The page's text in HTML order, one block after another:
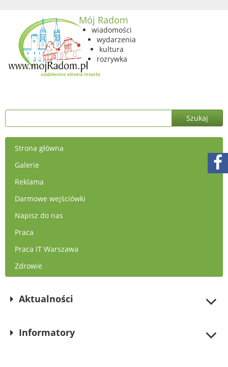
Mój Radom
wiadomości
wydarzenia
kultura
rozrywka
Strona główna
Galerie
Reklama
Darmowe wejściówki
Napisz do nas
Praca
Praca IT Warszawa
Zdrowie
Aktualności
Informatory